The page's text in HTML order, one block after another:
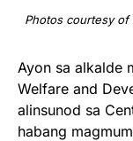
Photos courtesy of
Ayon sa alkalde
Welfare and
alinsunod sa
habang